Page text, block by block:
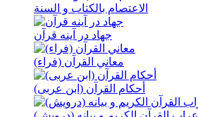
الاعتصام بالکتاب و السنة
جهاد در آینه قرآن
معاني القرآن (فراء)
أحكام القرآن (ابن عربی)